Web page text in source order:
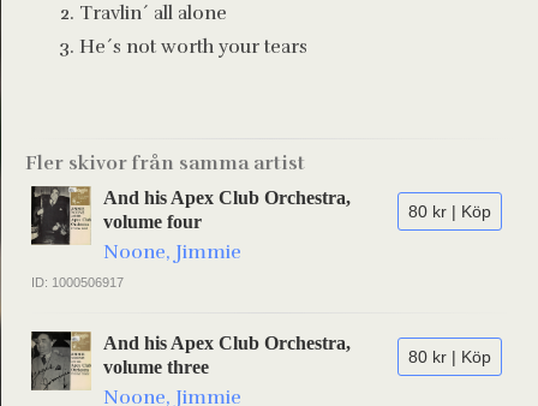
Travlin´ all alone
He´s not worth your tears
Fler skivor från samma artist
80 kr | Köp
And his Apex Club Orchestra,
volume four
Noone, Jimmie
ID: 1000506917
80 kr | Köp
And his Apex Club Orchestra,
volume three
Noone, Jimmie